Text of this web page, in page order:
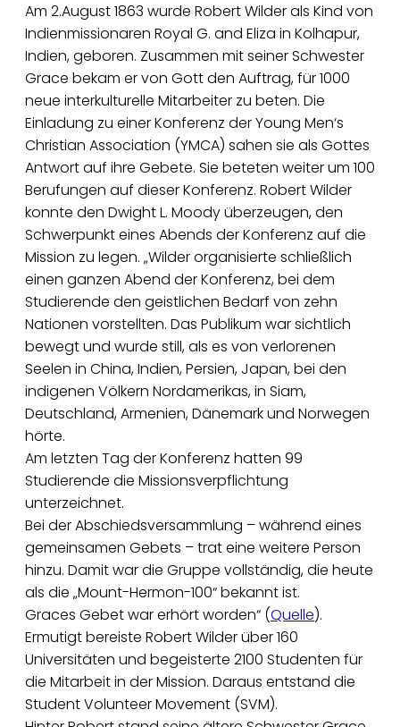
Am 2.August 1863 wurde Robert Wilder als Kind von
Indienmissionaren Royal G. and Eliza in Kolhapur,
Indien, geboren. Zusammen mit seiner Schwester
Grace bekam er von Gott den Auftrag, für 1000
neue interkulturelle Mitarbeiter zu beten. Die
Einladung zu einer Konferenz der Young Men‘s
Christian Association (YMCA) sahen sie als Gottes
Antwort auf ihre Gebete. Sie beteten weiter um 100
Berufungen auf dieser Konferenz. Robert Wilder
konnte den Dwight L. Moody überzeugen, den
Schwerpunkt eines Abends der Konferenz auf die
Mission zu legen. „Wilder organisierte schließlich
einen ganzen Abend der Konferenz, bei dem
Studierende den geistlichen Bedarf von zehn
Nationen vorstellten. Das Publikum war sichtlich
bewegt und wurde still, als es von verlorenen
Seelen in China, Indien, Persien, Japan, bei den
indigenen Völkern Nordamerikas, in Siam,
Deutschland, Armenien, Dänemark und Norwegen
hörte.
Am letzten Tag der Konferenz hatten 99
Studierende die Missionsverpflichtung
unterzeichnet.
Bei der Abschiedsversammlung – während eines
gemeinsamen Gebets – trat eine weitere Person
hinzu. Damit war die Gruppe vollständig, die heute
als die „Mount-Hermon-100“ bekannt ist.
Graces Gebet war erhört worden“ (Quelle).
Ermutigt bereiste Robert Wilder über 160
Universitäten und begeisterte 2100 Studenten für
die Mitarbeit in der Mission. Daraus entstand die
Student Volunteer Movement (SVM).